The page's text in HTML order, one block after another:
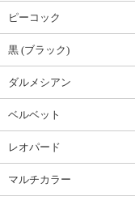
ピーコック
黒 (ブラック)
ダルメシアン
ベルベット
レオパード
マルチカラー